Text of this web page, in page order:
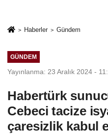
Haberler Gündem
GÜNDEM
Yayınlanma: 23 Aralık 2024 -
Habertürk
Cebeci tacize
çaresizlik kabul